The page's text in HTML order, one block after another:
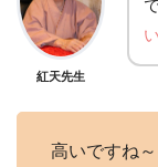
紅天先生
高いですね～